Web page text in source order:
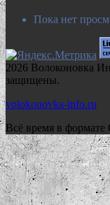
Пока нет
2026 Волоконовка
защищены.
volokonovka-info.ru
Всё время в